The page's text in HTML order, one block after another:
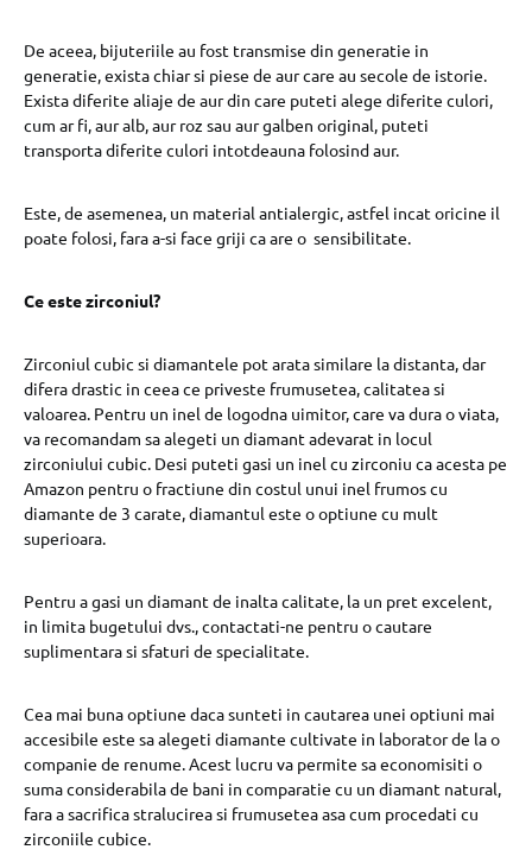
De aceea, bijuteriile au fost transmise din generatie in
generatie, exista chiar si piese de aur care au secole de istorie.
Exista diferite aliaje de aur din care puteti alege diferite culori,
cum ar fi, aur alb, aur roz sau aur galben original, puteti
transporta diferite culori intotdeauna folosind aur.
Este, de asemenea, un material antialergic, astfel incat oricine il
poate folosi, fara a-si face griji ca are o sensibilitate.
Ce este zirconiul?
Zirconiul cubic si diamantele pot arata similare la distanta, dar
difera drastic in ceea ce priveste frumusetea, calitatea si
valoarea. Pentru un inel de logodna uimitor, care va dura o viata,
va recomandam sa alegeti un diamant adevarat in locul
zirconiului cubic. Desi puteti gasi un inel cu zirconiu ca acesta pe
Amazon pentru o fractiune din costul unui inel frumos cu
diamante de 3 carate, diamantul este o optiune cu mult
superioara.
Pentru a gasi un diamant de inalta calitate, la un pret excelent,
in limita bugetului dvs., contactati-ne pentru o cautare
suplimentara si sfaturi de specialitate.
Cea mai buna optiune daca sunteti in cautarea unei optiuni mai
accesibile este sa alegeti diamante cultivate in laborator de la o
companie de renume. Acest lucru va permite sa economisiti o
suma considerabila de bani in comparatie cu un diamant natural,
fara a sacrifica stralucirea si frumusetea asa cum procedati cu
zirconiile cubice.